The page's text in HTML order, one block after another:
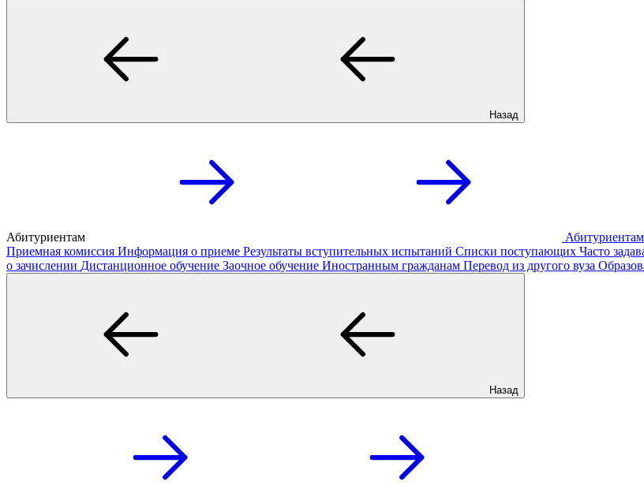
Назад
Абитуриентам
Абитуриентам
Приемная комиссия Информация о приеме Результаты вступительных испытаний Списки поступающих Часто
о зачислении Дистанционное обучение Заочное обучение Иностранным гражданам Перевод из другого вуза
Назад